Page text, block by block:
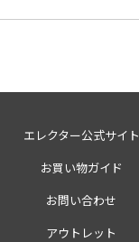
エレクター公式サイト
お買い物ガイド
お問い合わせ
アウトレット